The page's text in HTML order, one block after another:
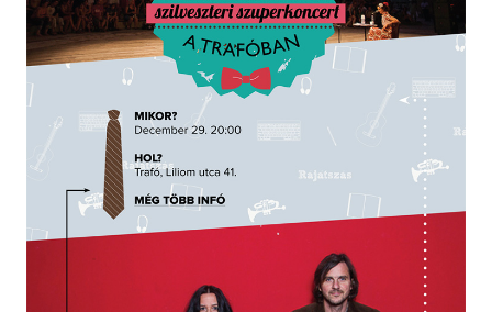
Gyermek- és ifjúsági
Hobbi, szabadidő
Művészet
Szakkönyv
Szótár, nyelvkönyv